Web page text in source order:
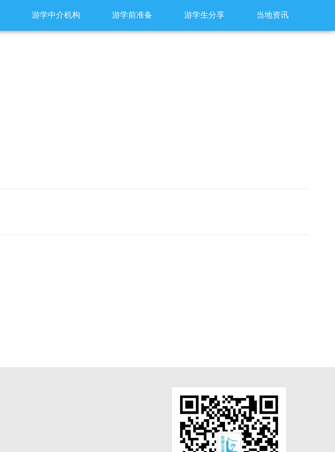
游学中介机构 游学前准备 游学生分享 当地资讯